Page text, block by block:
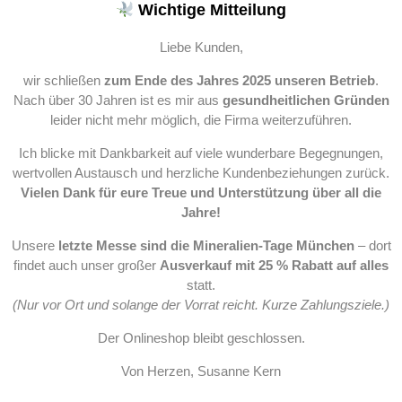
Wichtige Mitteilung
Liebe Kunden,
wir schließen zum Ende des Jahres 2025 unseren Betrieb.
Nach über 30 Jahren ist es mir aus gesundheitlichen Gründen
leider nicht mehr möglich, die Firma weiterzuführen.
Ich blicke mit Dankbarkeit auf viele wunderbare Begegnungen,
wertvollen Austausch und herzliche Kundenbeziehungen zurück.
Vielen Dank für eure Treue und Unterstützung über all die
Jahre!
Unsere letzte Messe sind die Mineralien-Tage München– dort
findet auch unser großer Ausverkauf mit 25 % Rabatt auf alles
statt.
(Nur vor Ort und solange der Vorrat reicht. Kurze Zahlungsziele.)
Der Onlineshop bleibt geschlossen.
Von Herzen, Susanne Kern